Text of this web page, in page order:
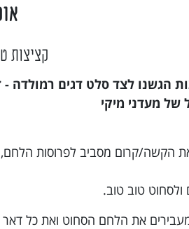
קציצות
הגשנו לצד סלט דגים רמולדה -
של מעדני מיקי
את הקשה/קרום מסביב לפרוסות
ולסחוט טוב טוב.
את הלחם הסחוט ואת כל